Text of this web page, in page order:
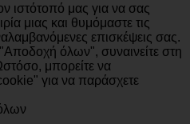
ιστότοπό μας για να σας
μιας και θυμόμαστε τις
επισκέψεις σας.
όλων", συναινείτε στη
μπορείτε να
για να παράσχετε